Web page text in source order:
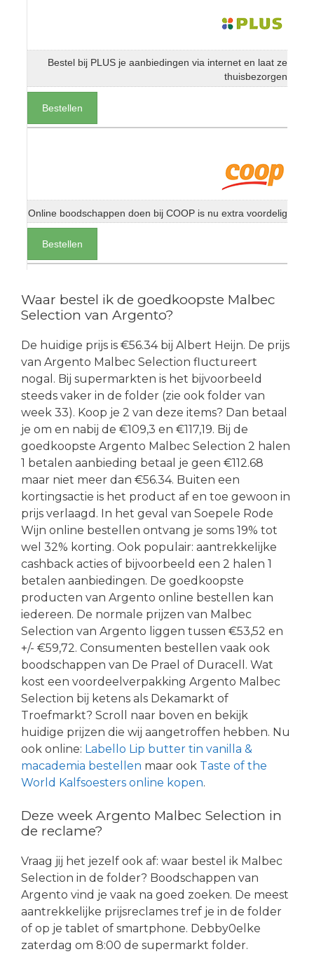
Bestel bij PLUS je aanbiedingen via internet en laat ze
thuisbezorgen
Bestellen
Online boodschappen doen bij COOP is nu extra voordelig
Bestellen
Waar bestel ik de goedkoopste Malbec
Selection van Argento?
De huidige prijs is €56.34 bij Albert Heijn. De prijs
van Argento Malbec Selection fluctureert
nogal. Bij supermarkten is het bijvoorbeeld
steeds vaker in de folder (zie ook folder van
week 33). Koop je 2 van deze items? Dan betaal
je om en nabij de €109,3 en €117,19. Bij de
goedkoopste Argento Malbec Selection 2 halen
1 betalen aanbieding betaal je geen €112.68
maar niet meer dan €56.34. Buiten een
kortingsactie is het product af en toe gewoon in
prijs verlaagd. In het geval van Soepele Rode
Wijn online bestellen ontvang je soms 19% tot
wel 32% korting. Ook populair: aantrekkelijke
cashback acties of bijvoorbeeld een 2 halen 1
betalen aanbiedingen. De goedkoopste
producten van Argento online bestellen kan
iedereen. De normale prijzen van Malbec
Selection van Argento liggen tussen €53,52 en
+/- €59,72. Consumenten bestellen vaak ook
boodschappen van De Prael of Duracell. Wat
kost een voordeelverpakking Argento Malbec
Selection bij ketens als Dekamarkt of
Troefmarkt? Scroll naar boven en bekijk
huidige prijzen die wij aangetroffen hebben. Nu
ook online: Labello Lip butter tin vanilla &
macademia bestellen maar ook Taste of the
World Kalfsoesters online kopen.
Deze week Argento Malbec Selection in
de reclame?
Vraag jij het jezelf ook af: waar bestel ik Malbec
Selection in de folder? Boodschappen van
Argento vind je vaak na goed zoeken. De meest
aantrekkelijke prijsreclames tref je in de folder
of op je tablet of smartphone. Debby0elke
zaterdag om 8:00 de supermarkt folder.